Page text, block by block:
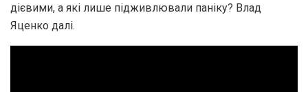
дієвими, а які лише підживлювали паніку? Влад
Яценко далі.